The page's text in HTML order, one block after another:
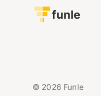
funle
© 2026 Funle